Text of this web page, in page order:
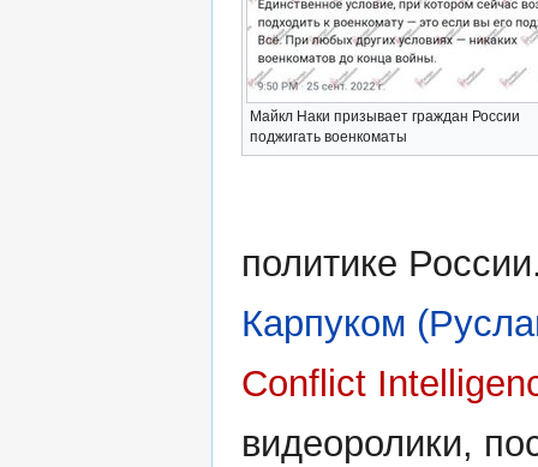
Майкл Наки призывает граждан России
поджигать военкоматы
политике
Карпуком
Conflict
видеоролики,